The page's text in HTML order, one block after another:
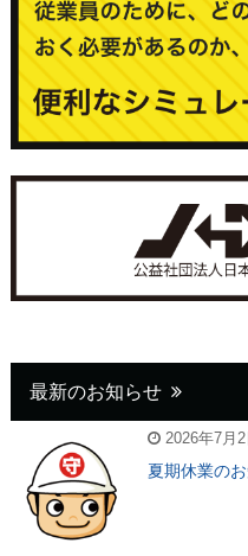
最新のお知らせ
2026年7月2
夏期休業の